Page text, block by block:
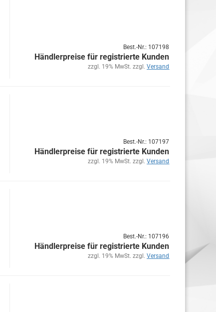
Best.-Nr.: 107198
Händlerpreise für registrierte Kunden
zzgl. 19% MwSt. zzgl.Versand
Best.-Nr.: 107197
Händlerpreise für registrierte Kunden
zzgl. 19% MwSt. zzgl.Versand
Best.-Nr.: 107196
Händlerpreise für registrierte Kunden
zzgl. 19% MwSt. zzgl.Versand